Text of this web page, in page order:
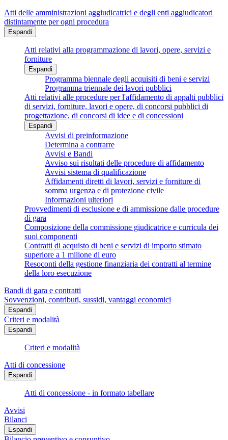
Atti delle amministrazioni aggiudicatrici e degli enti aggiudicatori
distintamente per ogni procedura
Espandi
Atti relativi alla programmazione di lavori, opere, servizi e
forniture
Espandi
Programma biennale degli acquisiti di beni e servizi
Programma triennale dei lavori pubblici
Atti relativi alle procedure per l'affidamento di appalti pubblici
di servizi, forniture, lavori e opere, di concorsi pubblici di
progettazione, di concorsi di idee e di concessioni
Espandi
Avvisi di preinformazione
Determina a contrarre
Avvisi e Bandi
Avviso sui risultati delle procedure di affidamento
Avvisi sistema di qualificazione
Affidamenti diretti di lavori, servizi e forniture di
somma urgenza e di protezione civile
Informazioni ulteriori
Provvedimenti di esclusione e di ammissione dalle procedure
di gara
Composizione della commissione giudicatrice e curricula dei
suoi componenti
Contratti di acquisto di beni e servizi di importo stimato
superiore a 1 milione di euro
Resoconti della gestione finanziaria dei contratti al termine
della loro esecuzione
Bandi di gara e contratti
Sovvenzioni, contributi, sussidi, vantaggi economici
Espandi
Criteri e modalità
Espandi
Criteri e modalità
Atti di concessione
Espandi
Atti di concessione - in formato tabellare
Avvisi
Bilanci
Espandi